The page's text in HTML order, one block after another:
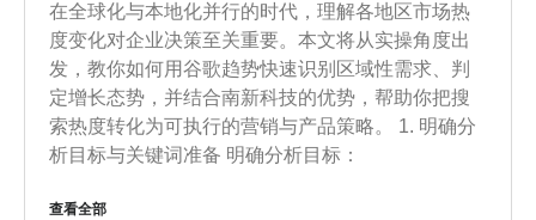
在全球化与本地化并行的时代，理解各地区市场热
度变化对企业决策至关重要。本文将从实操角度出
发，教你如何用谷歌趋势快速识别区域性需求、判
定增长态势，并结合南新科技的优势，帮助你把搜
索热度转化为可执行的营销与产品策略。 1. 明确分
析目标与关键词准备 明确分析目标：
查看全部